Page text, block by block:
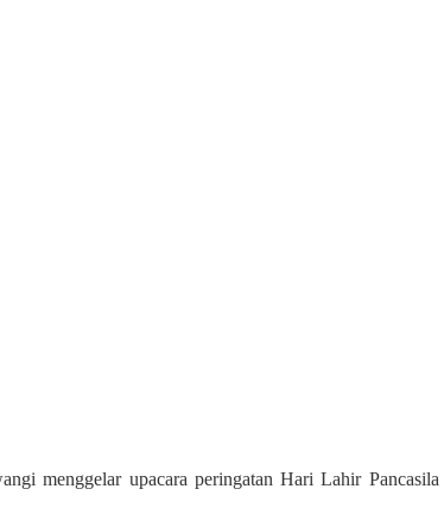
menggelar upacara peringatan Hari Lahir